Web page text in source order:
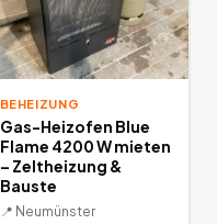
BEHEIZUNG
Gas-Heizofen Blue
Flame 4200 W mieten
– Zeltheizung &
Bauste
📍 Neumünster